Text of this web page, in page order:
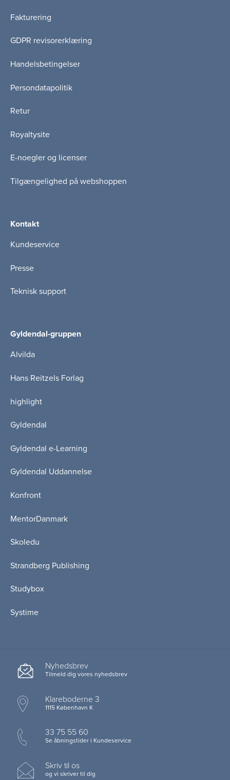
Fakturering
GDPR revisorerklæring
Handelsbetingelser
Persondatapolitik
Retur
Royaltysite
E-noegler og licenser
Tilgængelighed på webshoppen
Kontakt
Kundeservice
Presse
Teknisk support
Gyldendal-gruppen
Alvilda
Hans Reitzels Forlag
highlight
Gyldendal
Gyldendal e-Learning
Gyldendal Uddannelse
Konfront
MentorDanmark
Skoledu
Strandberg Publishing
Studybox
Systime
Nyhedsbrev
Tilmeld dig vores nyhedsbrev
Klareboderne 3
1115 København K
33 75 55 60
Se åbningstider i Kundeservice
Skriv til os
og vi skriver til dig